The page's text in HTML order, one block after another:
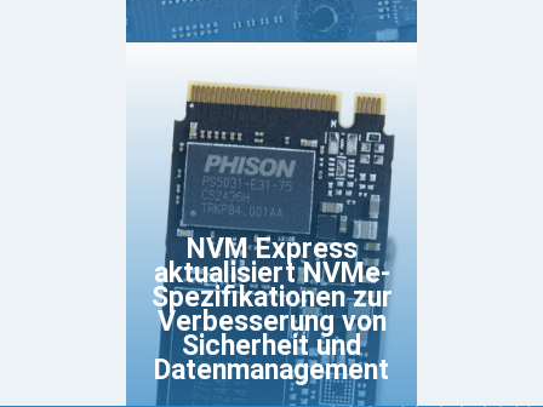
NVM Express
aktualisiert NVMe-
Spezifikationen zur
Verbesserung von
Sicherheit und
Datenmanagement